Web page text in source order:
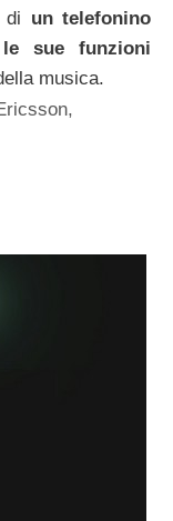
di un telefonino
sue funzioni
musica.
,